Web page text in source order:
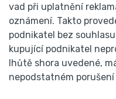
vad při uplatnění
oznámení. Takto
podnikatel bez
kupující podnikatel
lhůtě shora uvedené,
nepodstatném porušení